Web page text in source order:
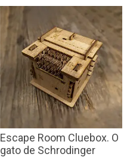
Escape Room Cluebox. O
gato de Schrodinger